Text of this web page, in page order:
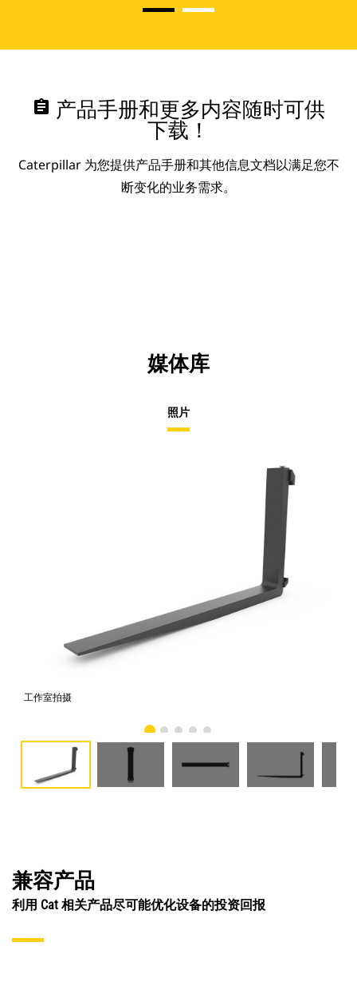
assignment 产品手册和更多内容随时可供
下载！
Caterpillar 为您提供产品手册和其他信息文档以满足您不
断变化的业务需求。
媒体库
照片
工作室拍摄
兼容产品
利用 Cat 相关产品尽可能优化设备的投资回报